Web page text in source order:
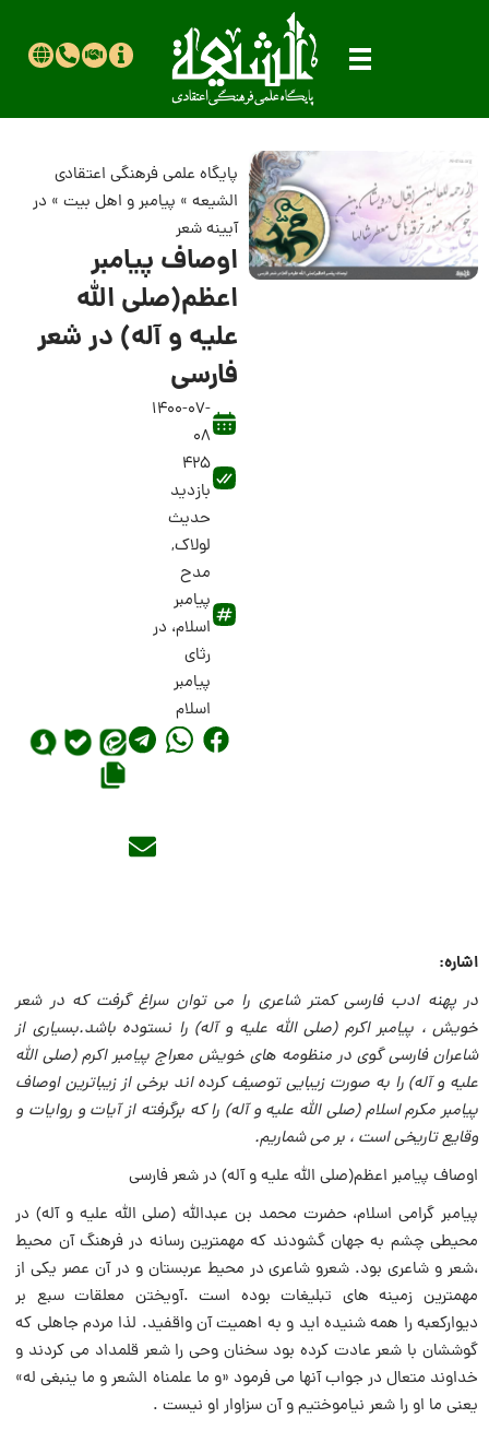
پایگاه علمی فرهنگی اعتقادی
الشیعه» پیامبر و اهل بیت» در
آیینه شعر
اوصاف پیامبر
اعظم(صلی الله
علیه و آله) در شعر
فارسی
1400-07-
08
425
بازدید
حدیث
لولاک,
مدح
پیامبر
اسلام، در
رثای
پیامبر
اسلام
اشاره:
در پهنه ادب فارسی کمتر شاعری را می توان سراغ گرفت که در شعر
خویش ، پیامبر اکرم (صلی الله علیه و آله) را نستوده باشد.بسیاری از
شاعران فارسی گوی در منظومه های خویش معراج پیامبر اکرم (صلی الله
علیه و آله) را به صورت زیبایی توصیف کرده اند برخی از زیباترین اوصاف
پیامبر مکرم اسلام (صلی الله علیه و آله) را که برگرفته از آیات و روایات و
وقایع تاریخی است ، بر می شماریم.
اوصاف پیامبر اعظم(صلی الله علیه و آله) در شعر فارسی
پیامبر گرامی اسلام، حضرت محمد بن عبدالله (صلی الله علیه و آله) در
محیطی چشم به جهان گشودند که مهمترین رسانه در فرهنگ آن محیط
،شعر و شاعری بود. شعرو شاعری در محیط عربستان و در آن عصر یکی از
مهمترین زمینه های تبلیغات بوده است .آویختن معلقات سبع بر
دیوارکعبه را همه شنیده اید و به اهمیت آن واقفید. لذا مردم جاهلی که
گوششان با شعر عادت کرده بود سخنان وحی را شعر قلمداد می کردند و
خداوند متعال در جواب آنها می فرمود «و ما علمناه الشعر و ما ینبغی له»
یعنی ما او را شعر نیاموختیم و آن سزاوار او نیست .